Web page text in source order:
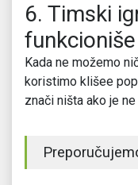
6. Timski
Kada ne možemo
koristimo klišee
znači ništa ako je